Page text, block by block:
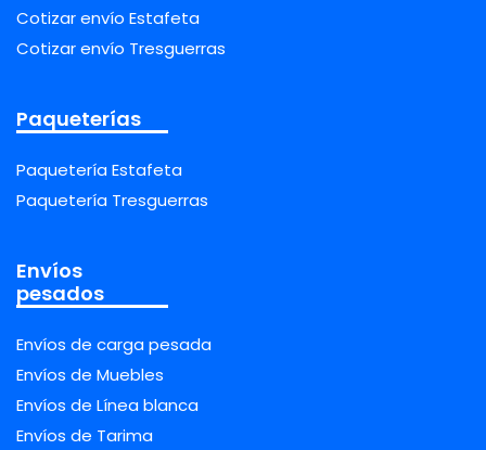
Cotizar envío Estafeta
Cotizar envío Tresguerras
Paqueterías
Paquetería Estafeta
Paquetería Tresguerras
Envíos
pesados
Envíos de carga pesada
Envíos de Muebles
Envíos de Línea blanca
Envíos de Tarima